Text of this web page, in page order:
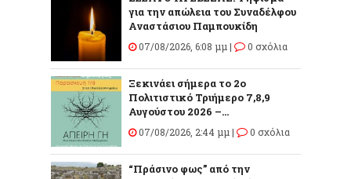
για την απώλεια του Συναδέλφου
Αναστάσιου Παμπουκίδη
07/08/2026, 6:08 μμ | 0 σχόλια
Ξεκινάει σήμερα το 2ο
Πολιτιστικό Τριήμερο 7,8,9
Αυγούστου 2026 –...
07/08/2026, 2:44 μμ | 0 σχόλια
“Πράσινο φως” από την